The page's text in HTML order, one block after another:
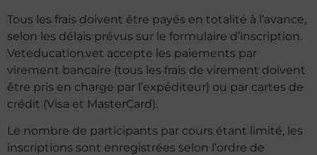
Tous les frais doivent être payés en totalité à l’avance,
selon les délais prévus sur le formulaire d’inscription.
Veteducation.vet accepte les paiements par
virement bancaire (tous les frais de virement doivent
être pris en charge par l’expéditeur) ou par cartes de
crédit (Visa et MasterCard).
Le nombre de participants par cours étant limité, les
inscriptions sont enregistrées selon l’ordre de